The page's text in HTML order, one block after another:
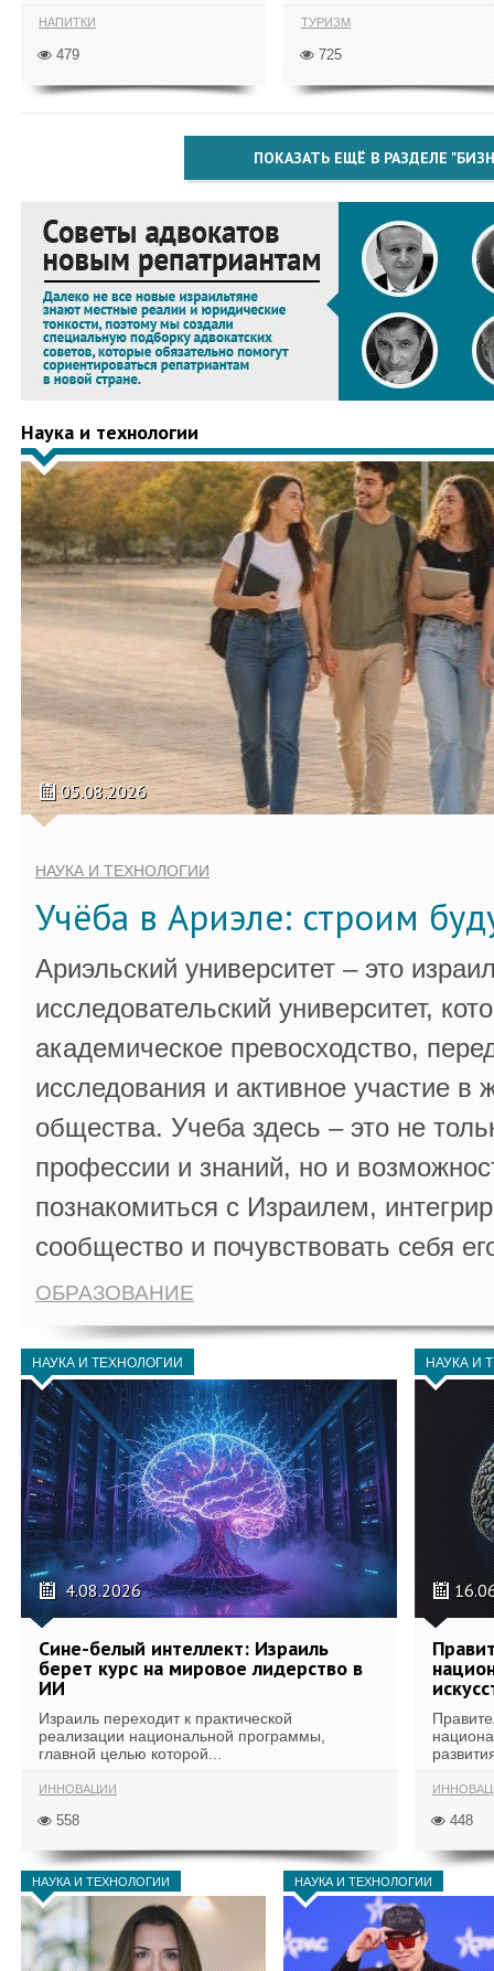
НАПИТКИ
479
ТУРИЗМ
725
ПОКАЗАТЬ ЕЩЁ В РАЗДЕЛЕ
Наука и технологии
05.08.2026
НАУКА И ТЕХНОЛОГИИ
Учёба в Ариэле: строим
Ариэльский университет – это
исследовательский университет,
академическое превосходство,
исследования и активное участие в
общества. Учеба здесь – это не
профессии и знаний, но и
познакомиться с Израилем,
сообщество и почувствовать себя
ОБРАЗОВАНИЕ
НАУКА И ТЕХНОЛОГИИ
4.08.2026
Сине-белый интеллект: Израиль
берет курс на мировое лидерство в
ИИ
Израиль переходит к практической
реализации национальной программы,
главной целью которой...
ИННОВАЦИИ
558
НАУКА И
448
НАУКА И ТЕХНОЛОГИИ НАУКА И ТЕХНОЛОГИИ